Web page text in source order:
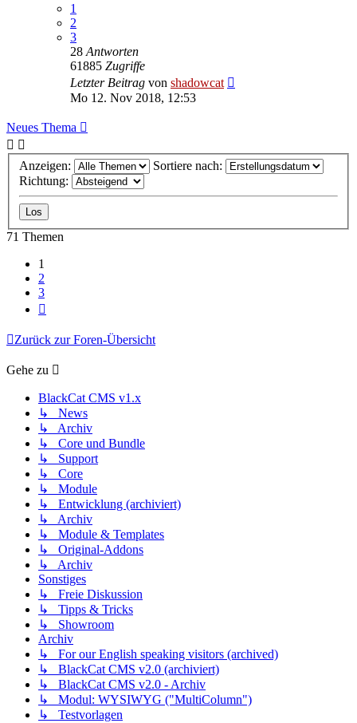
1
2
3
28 Antworten
61885 Zugriffe
Letzter Beitrag von shadowcat
Mo 12. Nov 2018, 12:53
Neues Thema
Anzeigen:
Sortiere nach:
Richtung:
71 Themen
1
2
3
Zurück zur Foren-Übersicht
Gehe zu
BlackCat CMS v1.x
↳ News
↳ Archiv
↳ Core und Bundle
↳ Support
↳ Core
↳ Module
↳ Entwicklung (archiviert)
↳ Archiv
↳ Module & Templates
↳ Original-Addons
↳ Archiv
Sonstiges
↳ Freie Diskussion
↳ Tipps & Tricks
↳ Showroom
Archiv
↳ For our English speaking visitors (archived)
↳ BlackCat CMS v2.0 (archiviert)
↳ BlackCat CMS v2.0 - Archiv
↳ Modul: WYSIWYG ("MultiColumn")
↳ Testvorlagen